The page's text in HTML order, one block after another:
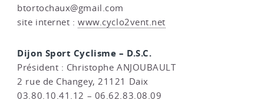
btortochaux@gmail.com
site internet :www.cyclo2vent.net
Dijon Sport Cyclisme – D.S.C.
Président : Christophe ANJOUBAULT
2 rue de Changey, 21121 Daix
03.80.10.41.12 – 06.62.83.08.09